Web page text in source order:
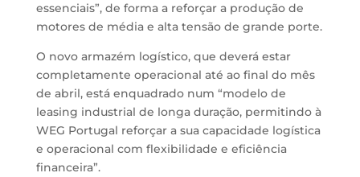
essenciais”, de forma a reforçar a produção de
motores de média e alta tensão de grande porte.
O novo armazém logístico, que deverá estar
completamente operacional até ao final do mês
de abril, está enquadrado num “modelo de
leasing industrial de longa duração, permitindo à
WEG Portugal reforçar a sua capacidade logística
e operacional com flexibilidade e eficiência
financeira”.